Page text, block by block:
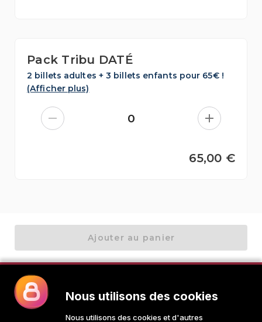
Pack Tribu DATÉ
2 billets adultes + 3 billets enfants pour 65€ !
(Afficher plus)
0
65,00 €
Ajouter au panier